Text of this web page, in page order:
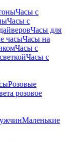
Часы с
Часы с
Часы для
часыЧасы на
Часы с
Часы с
Розовые
розовое
Маленькие